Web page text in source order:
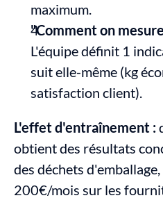
maximum.
"Comment on
L'équipe définit 1
suit elle-même (kg
satisfaction client).
L'effet d'entraînement :
obtient des résultats
des déchets
200€/mois sur les